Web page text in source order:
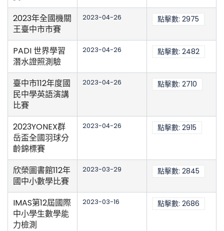
2023年全國機關
王臺中市市賽
2023-04-26 點擊數: 2975
PADI 世界學習
潛水證照測驗
2023-04-26 點擊數: 2482
臺中市112年度國
民中學英語演講
比賽
2023-04-26 點擊數: 2710
2023YONEX群
岳盃全國羽球分
齡錦標賽
2023-04-26 點擊數: 2915
欣榮圖書館112年
國中小數學比賽
2023-03-29 點擊數: 2845
IMAS第12屆國際
中小學生數學能
力檢測
2023-03-16 點擊數: 2686